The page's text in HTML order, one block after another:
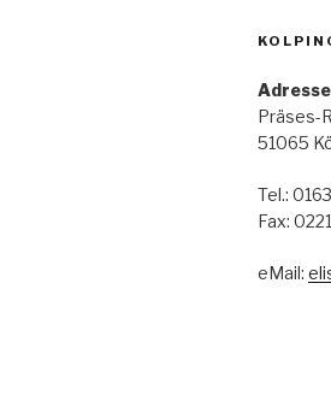
Adresse
Präses-
51065
Tel.:
Fax:
eMail: